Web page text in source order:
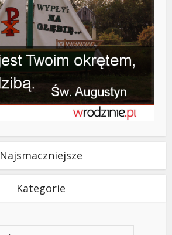
Najsmaczniejsze
Kategorie